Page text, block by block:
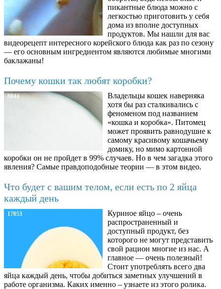
пикантные блюда можно с
легкостью приготовить у себя
дома из вполне доступных
продуктов. Мы нашли для вас
видеорецепт интересного корейского блюда как раз по сезону
— его основным ингредиентом являются любимые многими
баклажаны!
Почему кошки так любят коробки?
8844
Владельцы кошек наверняка
хотя бы раз сталкивались с
феноменом под названием
«кошка и коробка». Питомец
может проявить равнодушие к
самому красивому кошачьему
домику, но мимо картонной
коробки он не пройдет в 99% случаев. Но в чем загадка этого
явления? Самые правдоподобные теории — в этом видео.
Что будет с вашим телом, если есть по 2 яйца
каждый день
17053
Куриное яйцо – очень
распространенный и
доступный продукт, без
которого не могут представить
свой рацион многие из нас. А
главное — очень полезный!
Стоит употреблять всего два
яйца каждый день, чтобы добиться заметных улучшений в
работе организма. Каких именно – узнаете из этого ролика.